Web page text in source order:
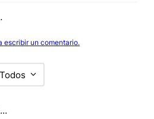
escribir un comentario.
Todos